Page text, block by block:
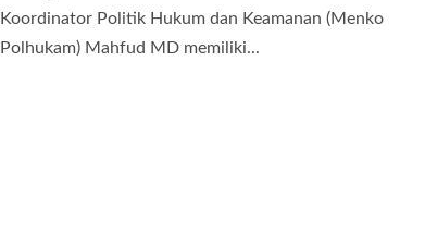
Koordinator Politik Hukum dan Keamanan (Menko
Polhukam) Mahfud MD memiliki...